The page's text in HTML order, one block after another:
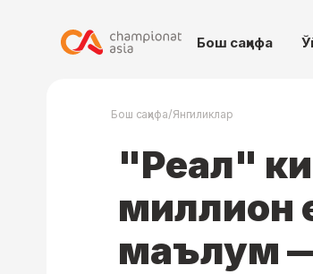
Бош саҳифа
Бош саҳифа/Янгиликлар
"Реал"
миллион
маълум